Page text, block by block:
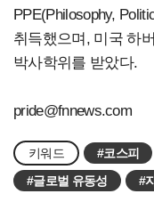
PPE(Philosophy,
취득했으며, 미국 하
박사학위를 받았다.
pride@fnnews.com
키워드 #코스피
#글로벌 유동성
#